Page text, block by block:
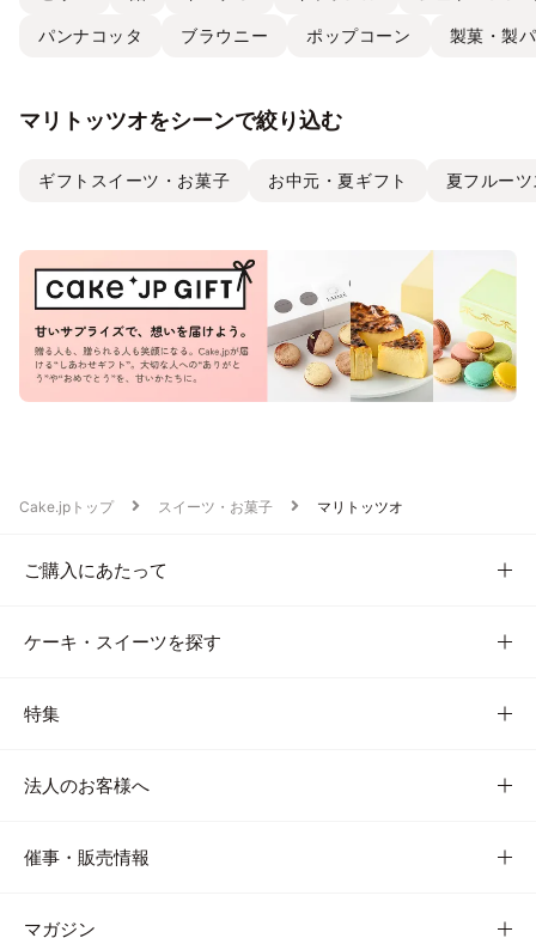
パンナコッタ ブラウニー ポップコーン 製菓・製
マリトッツオをシーンで絞り込む
ギフトスイーツ・お菓子 お中元・夏ギフト 夏フルー
Cake.jpトップ スイーツ・お菓子 マリトッツオ
ご購入にあたって
ケーキ・スイーツを探す
特集
法人のお客様へ
催事・販売情報
マガジン